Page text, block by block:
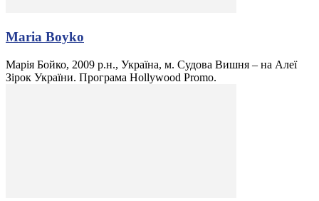
Maria Boyko
Марія Бойко, 2009 р.н., Україна, м. Судова Вишня – на Алеї
Зірок України. Програма Hollywood Promo.